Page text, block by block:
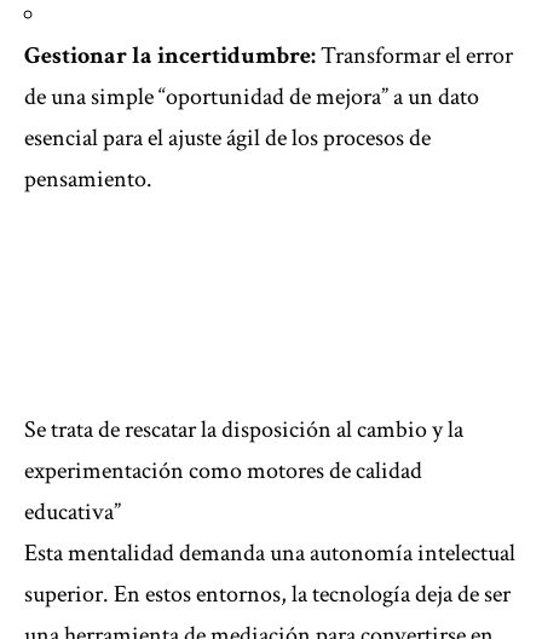
Gestionar la incertidumbre:Transformar el error
de una simple “oportunidad de mejora” a un dato
esencial para el ajuste ágil de los procesos de
pensamiento.
Se trata de rescatar la disposición al cambio y la
experimentación como motores de calidad
educativa”
Esta mentalidad demanda una autonomía intelectual
superior. En estos entornos, la tecnología deja de ser